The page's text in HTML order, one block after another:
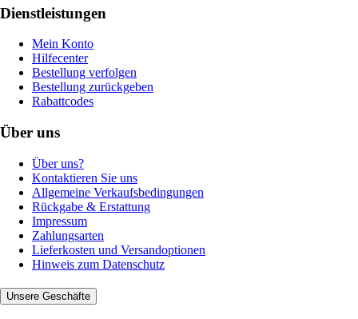
Dienstleistungen
Mein Konto
Hilfecenter
Bestellung verfolgen
Bestellung zurückgeben
Rabattcodes
Über uns
Über uns?
Kontaktieren Sie uns
Allgemeine Verkaufsbedingungen
Rückgabe & Erstattung
Impressum
Zahlungsarten
Lieferkosten und Versandoptionen
Hinweis zum Datenschutz
Unsere Geschäfte